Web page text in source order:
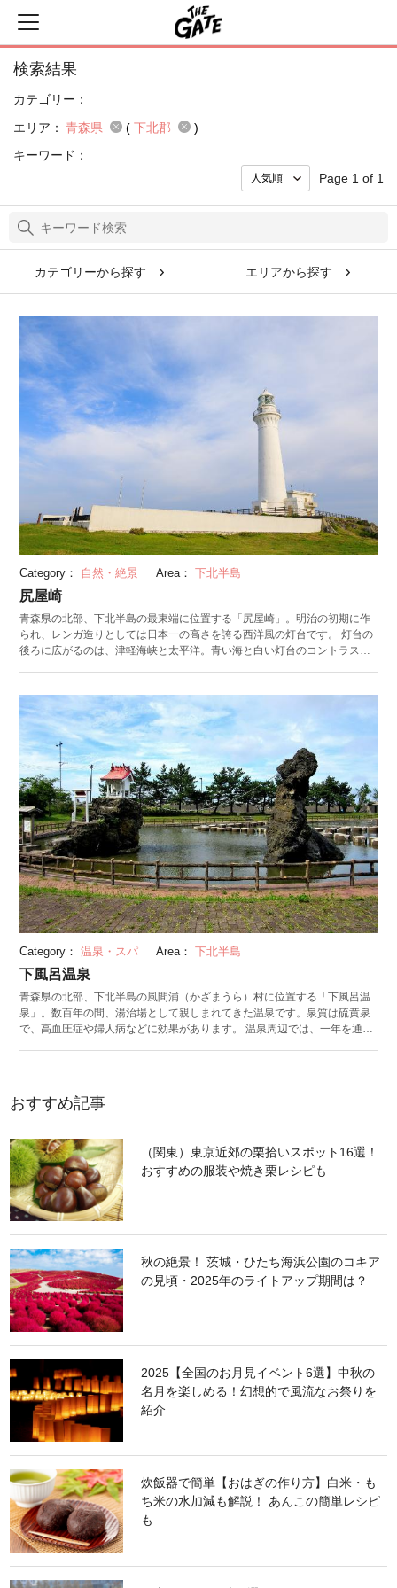
検索結果
カテゴリー：
エリア： 青森県 ( 下北郡
)
キーワード：
Page 1 of 1
カテゴリーから探す エリアから探す
Category： 自然・絶景 Area： 下北半島
尻屋崎
青森県の北部、下北半島の最東端に位置する「尻屋崎」。明治の初期に作
られ、レンガ造りとしては日本一の高さを誇る西洋風の灯台です。 灯台の
後ろに広がるのは、津軽海峡と太平洋。青い海と白い灯台のコントラスト
寒に耐える持久力を持つ馬。春から秋にかけて放牧されていて、牧歌的な
雰囲気を味わえます。 周辺には、ヒバの埋没林があります。特殊な環境が
生み出した砂丘から木々が突き出している不思議なスポット。また、「野
牛川（のうしがわ）レストハウス」では、休憩に加え、展望台で雄大な景
色を楽しむこともできます。
Category： 温泉・スパ Area： 下北半島
下風呂温泉
青森県の北部、下北半島の風間浦（かざまうら）村に位置する「下風呂温
泉」。数百年の間、湯治場として親しまれてきた温泉です。泉質は硫黄泉
で、高血圧症や婦人病などに効果があります。 温泉周辺では、一年を通し
温泉の観光拠点となっているのが「海峡いさりび公園」。潮の干満を利用
して公園内にある内海に、海水を引きこむように作られています。園内に
は、青森県の対岸に位置する北海道が望むことができる展望台や、下風呂
温泉が舞台となった小説「海峡」の文学碑、同志社大学の創始者・新島襄
（にいじまじょう）の寄港記念碑が建てられています。
おすすめ記事
（関東）東京近郊の栗拾いスポット16選！
おすすめの服装や焼き栗レシピも
秋の絶景！ 茨城・ひたち海浜公園のコキア
の見頃・2025年のライトアップ期間は？
2025【全国のお月見イベント6選】中秋の
名月を楽しめる！幻想的で風流なお祭りを
紹介
炊飯器で簡単【おはぎの作り方】白米・も
ち米の水加減も解説！ あんこの簡単レシピ
も